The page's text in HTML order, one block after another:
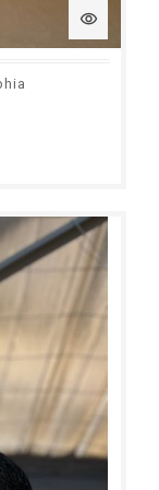
visibility